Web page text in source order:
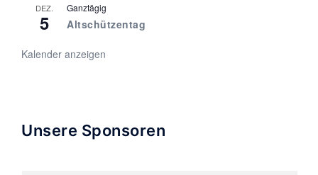
DEZ.
5
Ganztägig
Altschützentag
Kalender anzeigen
Unsere Sponsoren